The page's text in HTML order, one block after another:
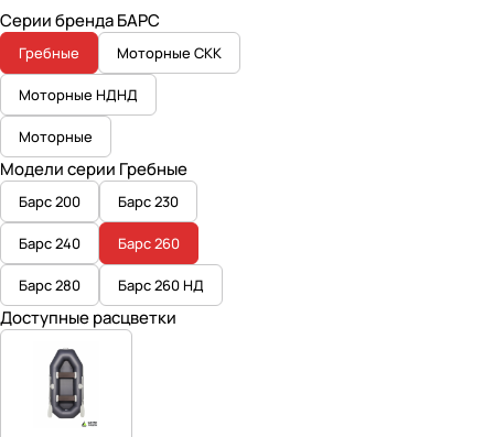
Серии бренда БАРС
Гребные Моторные СКК
Моторные НДНД
Моторные
Модели серии Гребные
Барс 200 Барс 230
Барс 240 Барс 260
Барс 280 Барс 260 НД
Доступные расцветки